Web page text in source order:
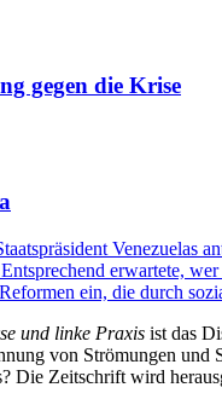
gegen die Krise
Venezuelas
erwartete,
ein, die durch
und linke Praxis ist das
von Strömungen
Die Zeitschrift wird